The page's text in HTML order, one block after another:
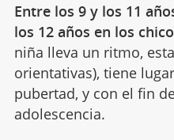
Entre los 9 y los 11
los 12 años en los
niña lleva un ritmo,
orientativas), tiene
pubertad, y con el fin
adolescencia.